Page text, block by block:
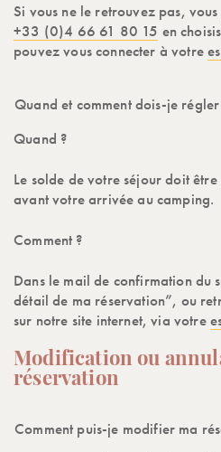
Si vous ne le retrouvez pas,
+33 (0)4 66 61 80 15 en
pouvez vous connecter à votre
Quand et comment dois-je
Quand ?
Le solde de votre séjour doit
avant votre arrivée au camping.
Comment ?
Dans le mail de confirmation du
détail de ma réservation”, ou
sur notre site internet, via votre
Modification ou
réservation
Comment puis-je modifier ma